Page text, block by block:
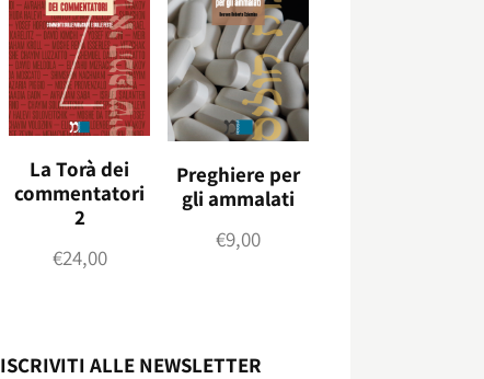
La Torà dei
commentatori
2
€24,00
Preghiere per
gli ammalati
€9,00
ISCRIVITI ALLE NEWSLETTER